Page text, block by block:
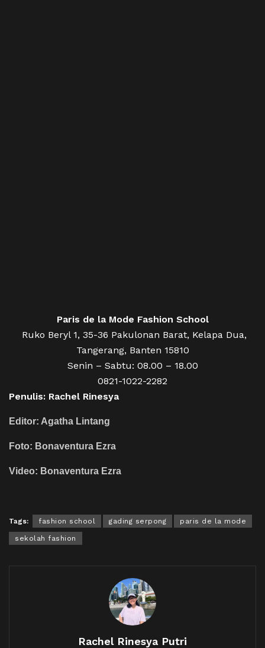
Paris de la Mode Fashion School
Ruko Beryl 1, 35-36 Pakulonan Barat, Kelapa Dua,
Tangerang, Banten 15810
Senin – Sabtu: 08.00 – 18.00
0821-1022-2282
Penulis: Rachel Rinesya
Editor: Agatha Lintang
Foto: Bonaventura Ezra
Video: Bonaventura Ezra
Tags: fashion school gading serpong paris de la mode
sekolah fashion
Rachel Rinesya Putri